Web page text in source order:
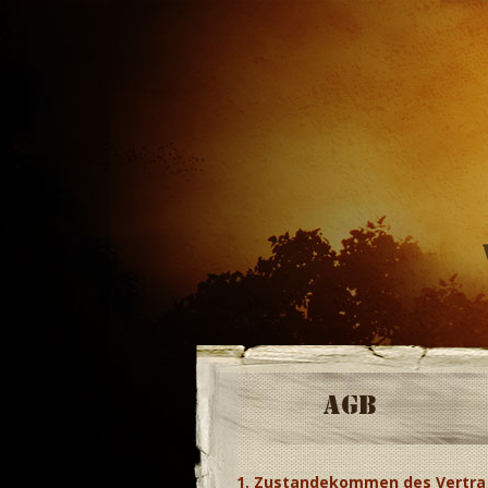
AGB
1. Zustandekommen des